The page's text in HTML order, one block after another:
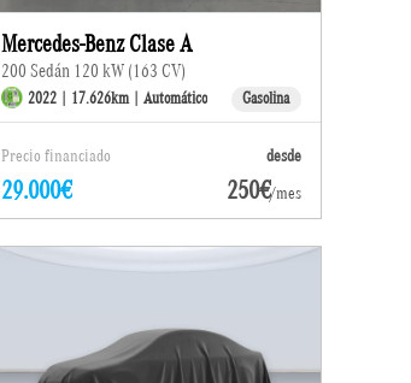
Mercedes-Benz Clase A
200 Sedán 120 kW (163 CV)
2022 | 17.626km | Automático Gasolina
Precio financiado desde
29.000€ 250€/mes